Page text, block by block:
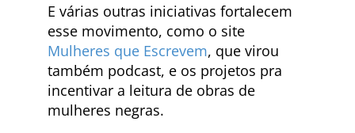
E várias outras iniciativas fortalecem
esse movimento, como o site
Mulheres que Escrevem, que virou
também podcast, e os projetos pra
incentivar a leitura de obras de
mulheres negras.